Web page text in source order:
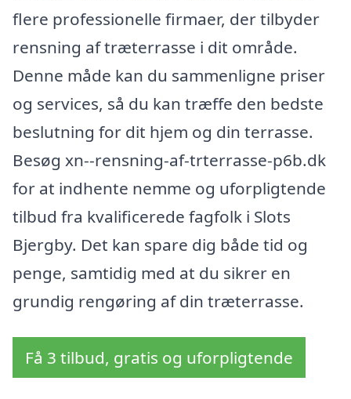
flere professionelle firmaer, der tilbyder
rensning af træterrasse i dit område.
Denne måde kan du sammenligne priser
og services, så du kan træffe den bedste
beslutning for dit hjem og din terrasse.
Besøg xn--rensning-af-trterrasse-p6b.dk
for at indhente nemme og uforpligtende
tilbud fra kvalificerede fagfolk i Slots
Bjergby. Det kan spare dig både tid og
penge, samtidig med at du sikrer en
grundig rengøring af din træterrasse.
Få 3 tilbud, gratis og uforpligtende